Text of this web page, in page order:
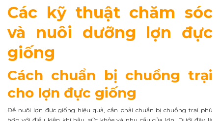
Các kỹ thuật chăm sóc
và nuôi dưỡng lợn đực
giống
Cách chuẩn bị chuồng trại
cho lợn đực giống
Để nuôi lợn đực giống hiệu quả, cần phải chuẩn bị chuồng trại phù